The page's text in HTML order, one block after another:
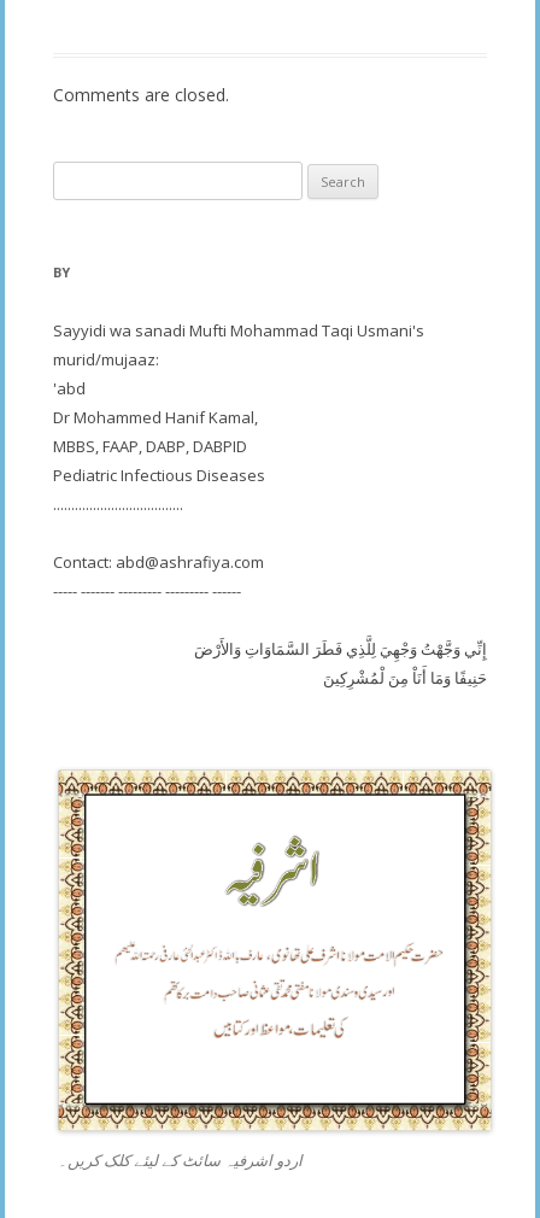
Comments are closed.
for:
BY
Sayyidi wa sanadi Mufti Mohammad Taqi Usmani's
murid/mujaaz:
'abd
Dr Mohammed Hanif Kamal,
MBBS, FAAP, DABP, DABPID
Pediatric Infectious Diseases
....................................
Contact: abd@ashrafiya.com
----- ------- --------- --------- ------
إِنِّي وَجَّهْتُ وَجْهِيَ لِلَّذِي فَطَرَ السَّمَاوَاتِ وَالأَرْضَ
حَنِيفًا وَمَا أَنَاْ مِنَ لْمُشْرِكِينَ
اردو اشرفیہ سائٹ کے لیئے کلک کریں۔